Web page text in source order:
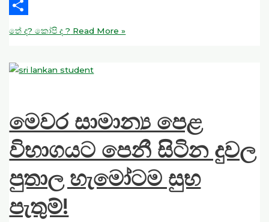
Threads
Share
තේ ද? කෝපි ද ? Read More »
මෙවර සාමාන්‍ය පෙළ
විභාගයට පෙනී සිටින දුවල
පුතාල හැමෝටම සුභ
පැතුම්!